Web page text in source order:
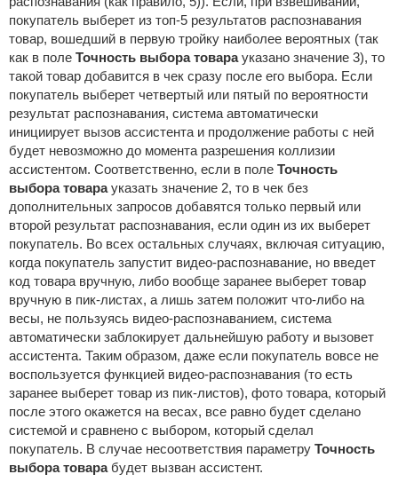
покупатель выберет из топ-5 результатов распознавания
товар, вошедший в первую тройку наиболее вероятных (так
как в поле Точность выбора товарауказано значение 3), то
такой товар добавится в чек сразу после его выбора. Если
покупатель выберет четвертый или пятый по вероятности
результат распознавания, система автоматически
инициирует вызов ассистента и продолжение работы с ней
будет невозможно до момента разрешения коллизии
ассистентом. Соответственно, если в поле Точность
выбора товара указать значение 2, то в чек без
дополнительных запросов добавятся только первый или
второй результат распознавания, если один из их выберет
покупатель. Во всех остальных случаях, включая ситуацию,
когда покупатель запустит видео-распознавание, но введет
код товара вручную, либо вообще заранее выберет товар
вручную в пик-листах, а лишь затем положит что-либо на
весы, не пользуясь видео-распознаванием, система
автоматически заблокирует дальнейшую работу и вызовет
ассистента. Таким образом, даже если покупатель вовсе не
воспользуется функцией видео-распознавания (то есть
заранее выберет товар из пик-листов), фото товара, который
после этого окажется на весах, все равно будет сделано
системой и сравнено с выбором, который сделал
покупатель. В случае несоответствия параметру Точность
выбора товара будет вызван ассистент.